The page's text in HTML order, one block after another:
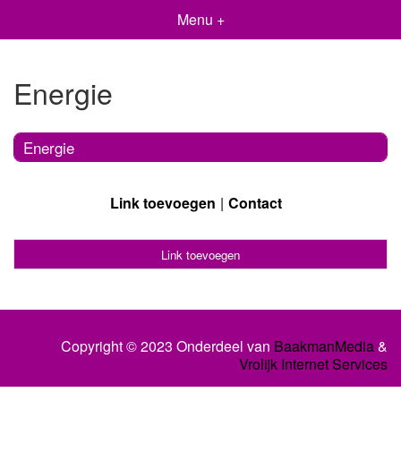
Menu +
Energie
Energie
Link toevoegen Contact
Link toevoegen
Copyright © 2023 Onderdeel van BaakmanMedia&
Vrolijk Internet Services